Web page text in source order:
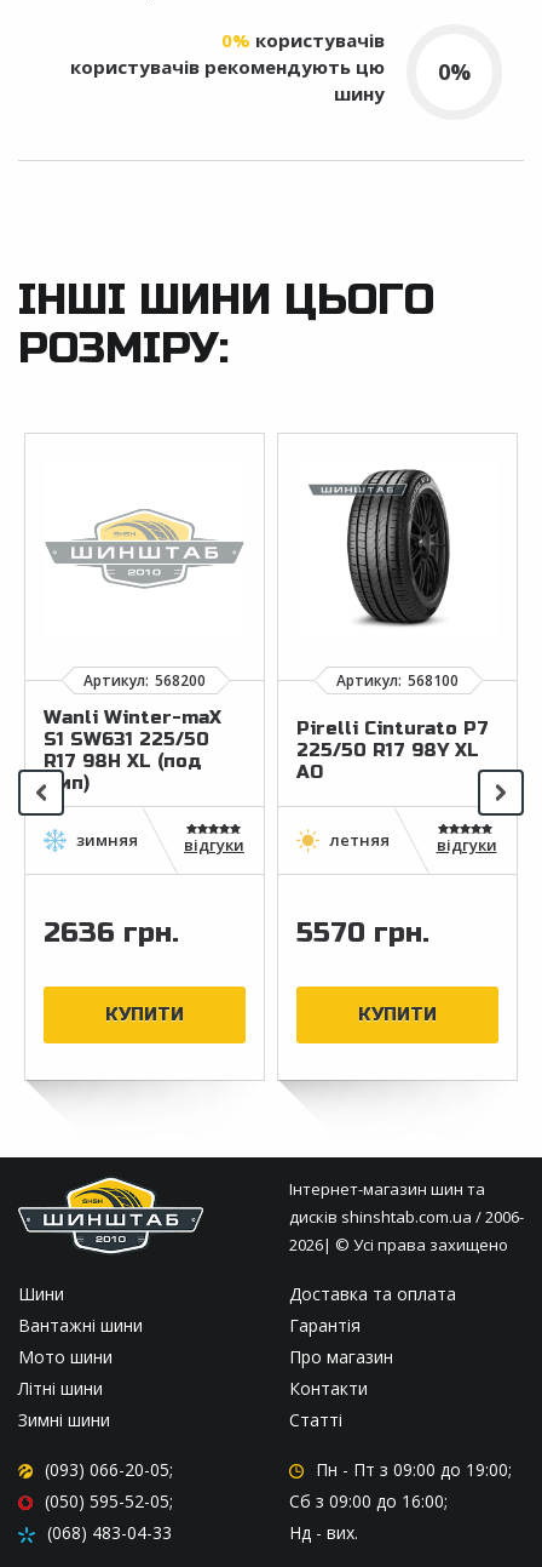
0%
0% користувачів
користувачів рекомендують цю
шину
ІНШІ ШИНИ ЦЬОГО
РОЗМІРУ:
Wanli Winter-maX
S1 SW631 225/50
R17 98H XL (под
шип)
відгуки
2636 грн.
Pirelli Cinturato P7
225/50 R17 98Y XL
AO
відгуки
5570 грн.
Шини
Вантажні шини
Мото шини
Літні шини
Зимні шини
Доставка та оплата
Гарантія
Про магазин
Контакти
Статті
(093) 066-20-05;
(050) 595-52-05;
(068) 483-04-33
Пн - Пт з 09:00 до 19:00;
Сб з 09:00 до 16:00;
Нд - вих.
Інтернет-магазин шин та
дисків shinshtab.com.ua / 2006-
2026| © Усі права захищено